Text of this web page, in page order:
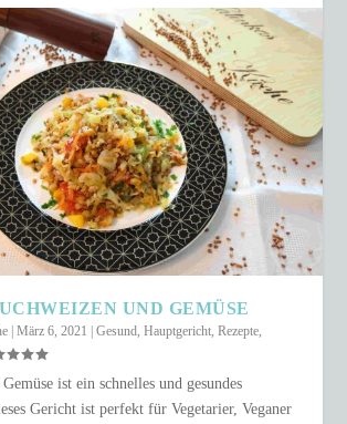
UND GEMÜSE
|März 6, 2021 |Gesund ,Hauptgericht ,Rezepte
ist ein schnelles und gesundes
Gericht ist perfekt für Vegetarier, Veganer